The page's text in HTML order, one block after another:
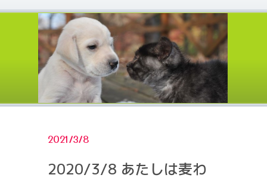
2021/3/8
2020/3/8 あたしは麦わ